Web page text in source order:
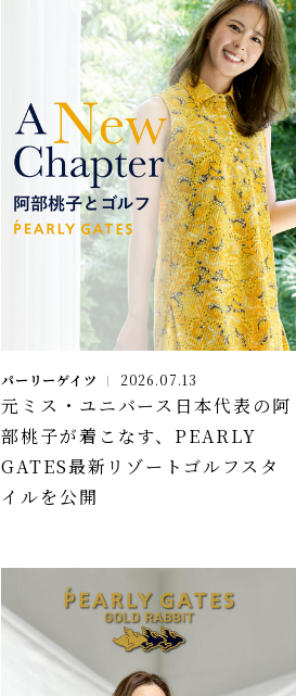
パーリーゲイツ 2026.07.13
元ミス・ユニバース日本代表の阿
部桃子が着こなす、PEARLY
GATES最新リゾートゴルフスタ
イルを公開